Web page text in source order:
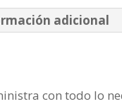
adicional
con todo lo